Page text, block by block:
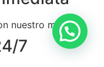
nuestro mariachi.
7